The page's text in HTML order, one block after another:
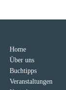
Home
Über uns
Buchtipps
Veranstaltungen